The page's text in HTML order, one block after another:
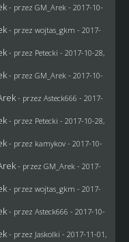
- przez GM_Arek - 2017-10-
- przez wojtas_gkm - 2017-
- przez Petecki - 2017-10-28,
- przez GM_Arek - 2017-10-
- przez Asteck666 - 2017-
- przez Petecki - 2017-10-28,
- przez kamykov- 2017-10-
- przez GM_Arek - 2017-
- przez wojtas_gkm - 2017-
- przez Asteck666 - 2017-10-
- przez Jaskolki - 2017-11-01,